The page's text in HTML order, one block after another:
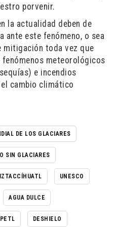
porvenir.
la actualidad deben de
ante este fenómeno, o sea
mitigación toda vez que
meteorológicos
e incendios
cambio climático
DE LOS GLACIARES
SIN GLACIARES
IZTACCÍHUATL UNESCO
AGUA DULCE
DESHIELO